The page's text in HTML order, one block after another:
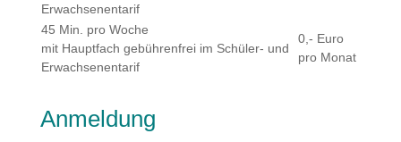
Erwachsenentarif
45 Min. pro Woche
mit Hauptfach gebührenfrei im Schüler- und
Erwachsenentarif
0,- Euro
pro Monat
Anmeldung